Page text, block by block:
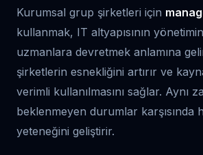
Kurumsal grup şirketleri için
kullanmak, IT altyapısının
uzmanlara devretmek anlamına
şirketlerin esnekliğini artırır ve
verimli kullanılmasını sağlar. Aynı
beklenmeyen durumlar karşısında
yeteneğini geliştirir.